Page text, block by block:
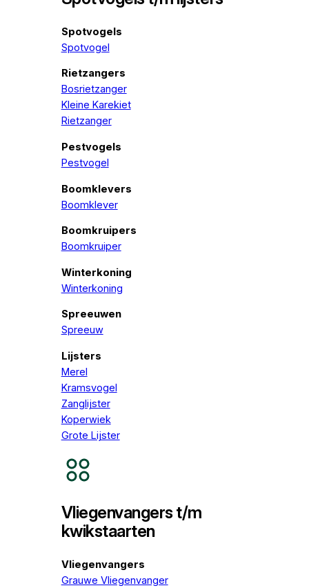
Spotvogels
Spotvogel
Rietzangers
Bosrietzanger
Kleine Karekiet
Rietzanger
Pestvogels
Pestvogel
Boomklevers
Boomklever
Boomkruipers
Boomkruiper
Winterkoning
Winterkoning
Spreeuwen
Spreeuw
Lijsters
Merel
Kramsvogel
Zanglijster
Koperwiek
Grote Lijster
Vliegenvangers t/m
kwikstaarten
Vliegenvangers
Grauwe Vliegenvanger